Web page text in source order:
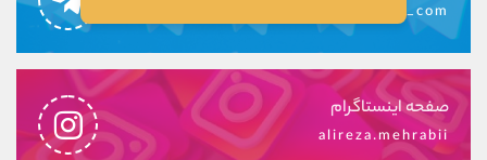
alirezamehrabi_com
صفحه اینستاگرام
alireza.mehrabii